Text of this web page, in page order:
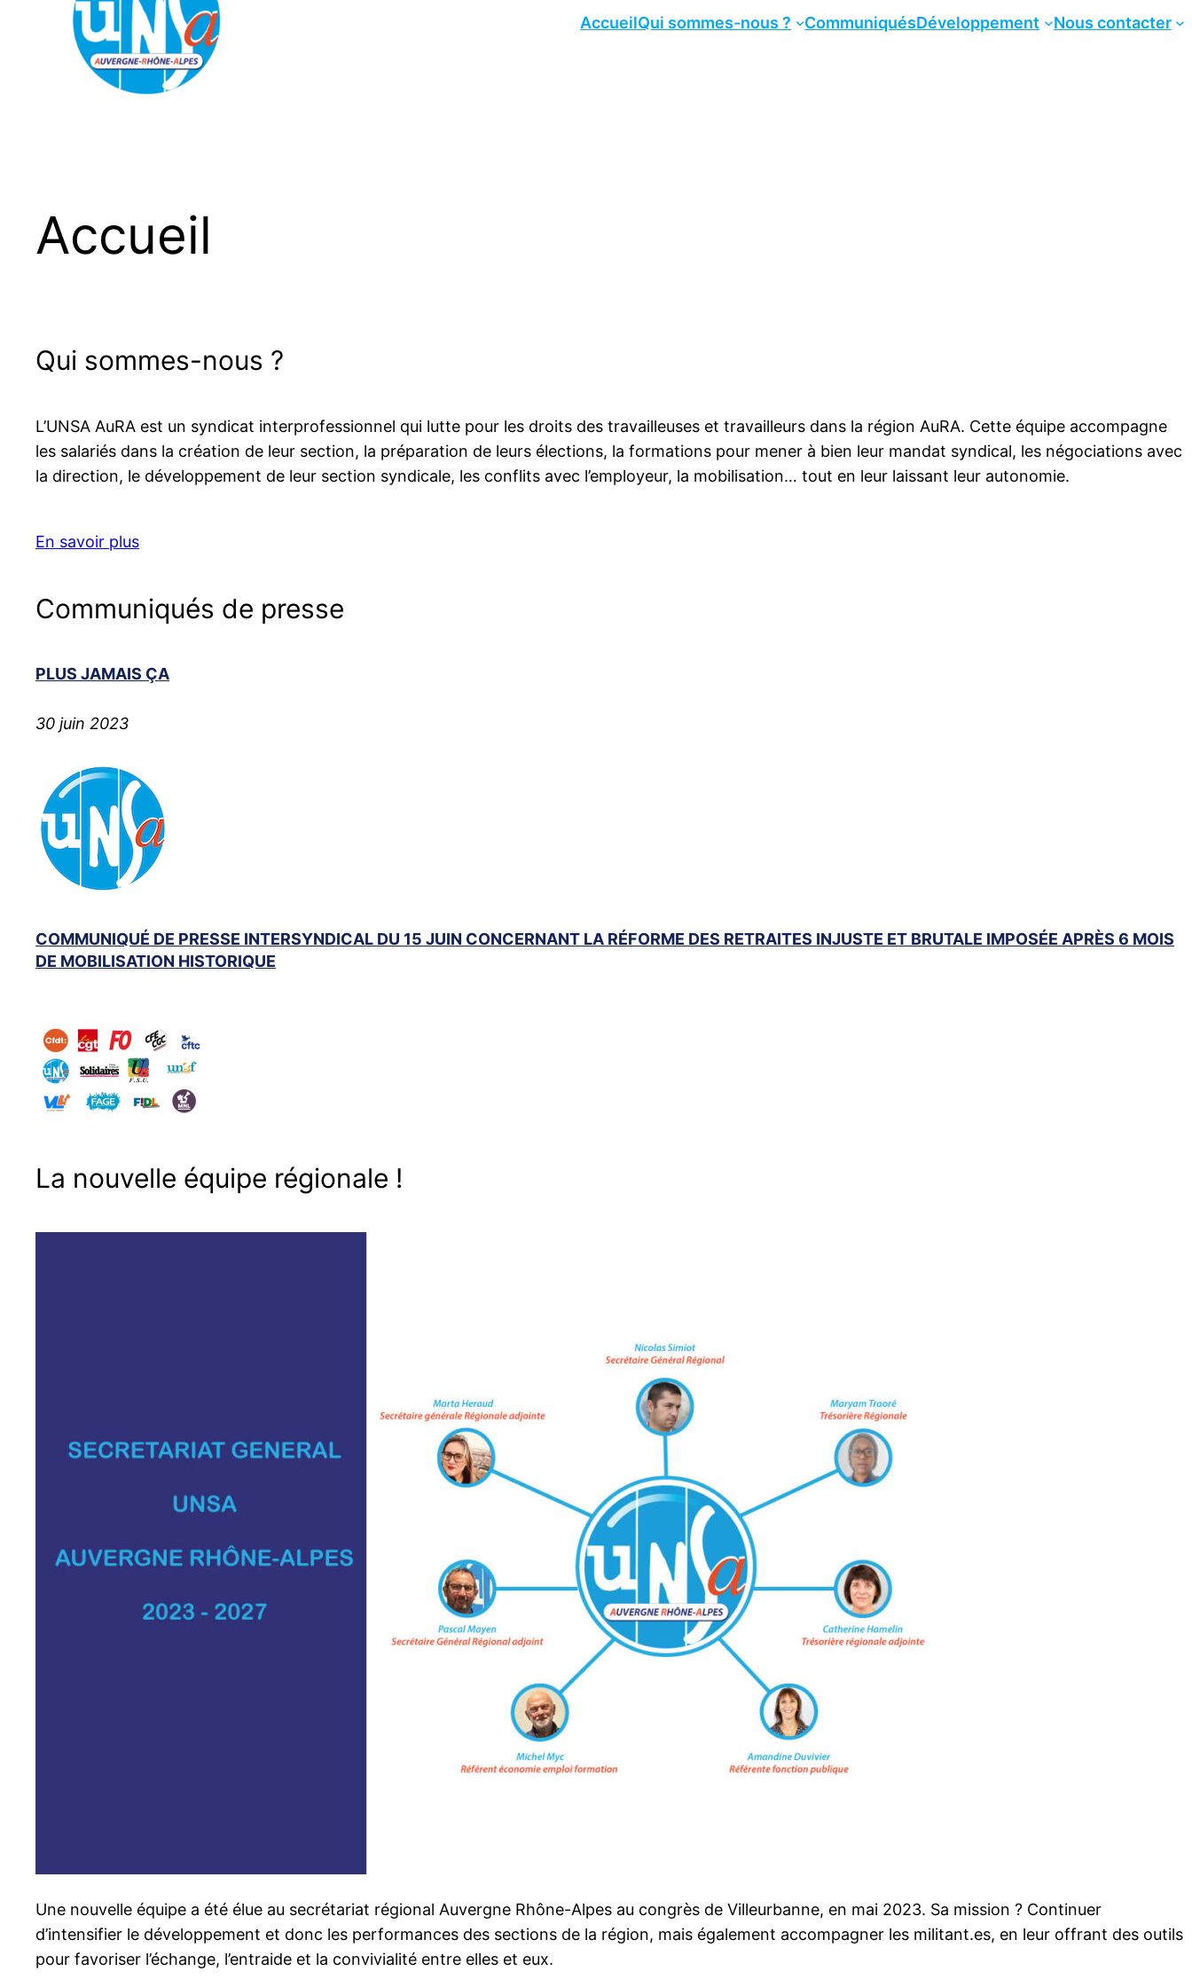
AccueilQui sommes-nous ? CommuniquésDéveloppement Nous contacter
Accueil
Qui sommes-nous ?
L’UNSA AuRA est un syndicat interprofessionnel qui lutte pour les droits des travailleuses et travailleurs dans la région AuRA. Cette équipe accompagne
les salariés dans la création de leur section, la préparation de leurs élections, la formations pour mener à bien leur mandat syndical, les négociations avec
la direction, le développement de leur section syndicale, les conflits avec l’employeur, la mobilisation… tout en leur laissant leur autonomie.
En savoir plus
Communiqués de presse
PLUS JAMAIS ÇA
30 juin 2023
COMMUNIQUÉ DE PRESSE INTERSYNDICAL DU 15 JUIN CONCERNANT LA RÉFORME DES RETRAITES INJUSTE ET BRUTALE IMPOSÉE APRÈS 6 MOIS
DE MOBILISATION HISTORIQUE
La nouvelle équipe régionale !
Une nouvelle équipe a été élue au secrétariat régional Auvergne Rhône-Alpes au congrès de Villeurbanne, en mai 2023. Sa mission ? Continuer
d’intensifier le développement et donc les performances des sections de la région, mais également accompagner les militant.es, en leur offrant des outils
pour favoriser l’échange, l’entraide et la convivialité entre elles et eux.